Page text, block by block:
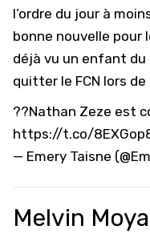
l’ordre du jour à
bonne nouvelle
déjà vu un enfant du
quitter le FCN lors
??Nathan Zeze est
https://t.co/
— Emery Taisne
Melvin Moya